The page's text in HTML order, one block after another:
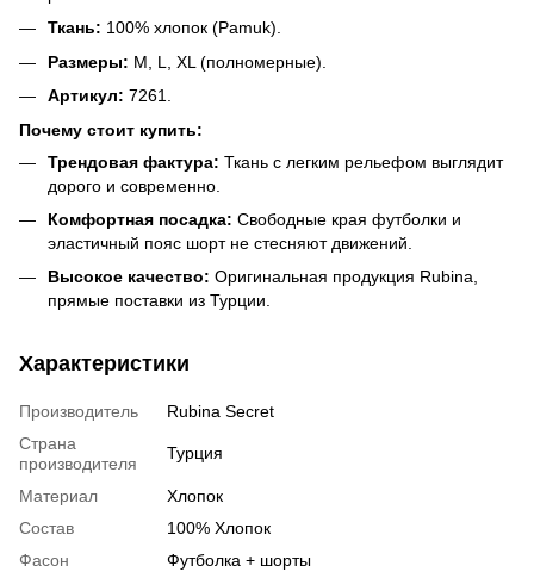
Ткань: 100% хлопок (Pamuk).
Размеры: M, L, XL (полномерные).
Артикул: 7261.
Почему стоит купить:
Трендовая фактура: Ткань с легким рельефом выглядит
дорого и современно.
Комфортная посадка: Свободные края футболки и
эластичный пояс шорт не стесняют движений.
Высокое качество: Оригинальная продукция Rubina,
прямые поставки из Турции.
Характеристики
Производитель
Rubina Secret
Страна
производителя
Турция
Материал
Хлопок
Состав
100% Хлопок
Фасон
Футболка + шорты